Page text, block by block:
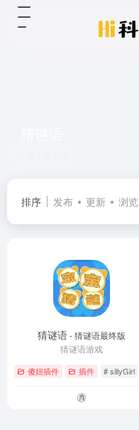
排序 发布 更新 浏览
猜谜语- 猜谜语最终版
猜谜语游戏
傻妞插件 插件 # sillyGirl